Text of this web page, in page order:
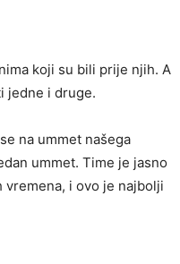
koji su bili prije njih. A
jedne i druge.
na ummet našega
ummet. Time je jasno
i ovo je najbolji